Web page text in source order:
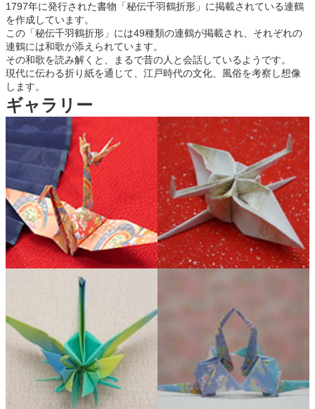
1797年に発行された書物「秘伝千羽鶴折形」に掲載されている連鶴
を作成しています。
この「秘伝千羽鶴折形」には49種類の連鶴が掲載され、それぞれの
連鶴には和歌が添えられています。
その和歌を読み解くと、まるで昔の人と会話しているようです。
現代に伝わる折り紙を通じて、江戸時代の文化、風俗を考察し想像
します。
ギャラリー